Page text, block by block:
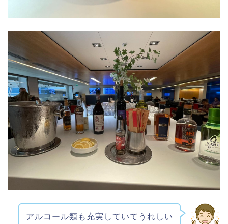
アルコール類も充実していてうれしい